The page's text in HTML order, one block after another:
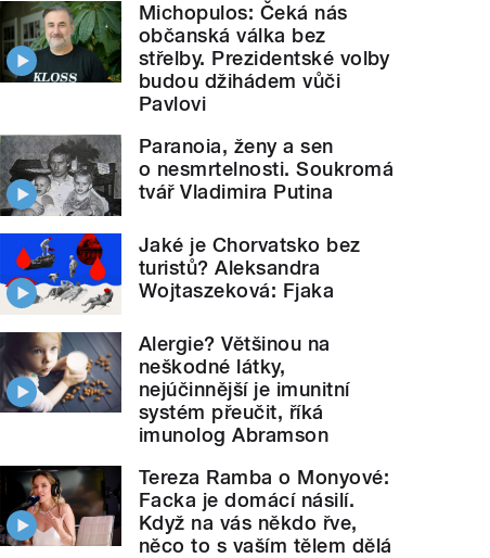
Michopulos: Čeká nás
občanská válka bez
střelby. Prezidentské volby
budou džihádem vůči
Pavlovi
Paranoia, ženy a sen
o nesmrtelnosti. Soukromá
tvář Vladimira Putina
Jaké je Chorvatsko bez
turistů? Aleksandra
Wojtaszeková: Fjaka
Alergie? Většinou na
neškodné látky,
nejúčinnější je imunitní
systém přeučit, říká
imunolog Abramson
Tereza Ramba o Monyové:
Facka je domácí násilí.
Když na vás někdo řve,
něco to s vaším tělem dělá